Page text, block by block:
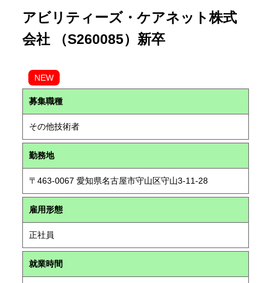
アビリティーズ・ケアネット株式
会社 （S260085）新卒
NEW
募集職種
その他技術者
勤務地
〒463-0067 愛知県名古屋市守山区守山3-11-28
雇用形態
正社員
就業時間